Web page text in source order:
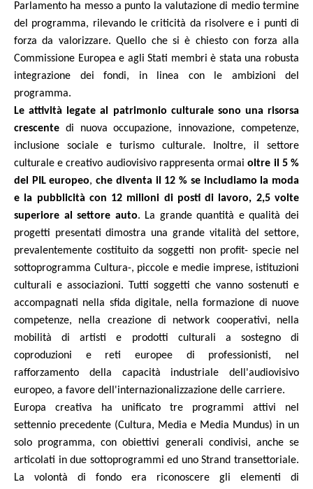
Parlamento ha messo a punto la valutazione di medio termine
del programma, rilevando le criticità da risolvere e i punti di
forza da valorizzare. Quello che si è chiesto con forza alla
Commissione Europea e agli Stati membri è stata una robusta
integrazione dei fondi, in linea con le ambizioni del
programma.
Le attività legate al patrimonio culturale sono una risorsa
crescente di nuova occupazione, innovazione, competenze,
inclusione sociale e turismo culturale. Inoltre, il settore
culturale e creativo audiovisivo rappresenta ormaioltre il 5 %
del PIL europeo,che diventa il 12 % se includiamo la moda
e la pubblicità con 12 milioni di posti di lavoro, 2,5 volte
superiore al settore auto. La grande quantità e qualità dei
progetti presentati dimostra una grande vitalità del settore,
prevalentemente costituito da soggetti non profit- specie nel
sottoprogramma Cultura-, piccole e medie imprese, istituzioni
culturali e associazioni. Tutti soggetti che vanno sostenuti e
accompagnati nella sfida digitale, nella formazione di nuove
competenze, nella creazione di network cooperativi, nella
mobilità di artisti e prodotti culturali a sostegno di
coproduzioni e reti europee di professionisti, nel
rafforzamento della capacità industriale dell'audiovisivo
europeo, a favore dell'internazionalizzazione delle carriere.
Europa creativa ha unificato tre programmi attivi nel
settennio precedente (Cultura, Media e Media Mundus) in un
solo programma, con obiettivi generali condivisi, anche se
articolati in due sottoprogrammi ed uno Strand transettoriale.
La volontà di fondo era riconoscere gli elementi di